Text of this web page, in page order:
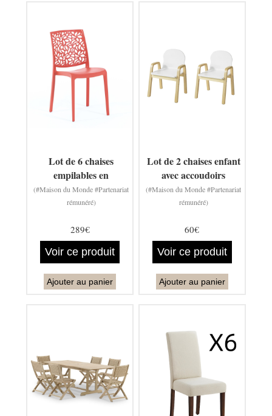
Lot de 6 chaises
empilables en
(#Maison du Monde #Partenariat
rémunéré)
289€
Voir ce produit
Ajouter au panier
Lot de 2 chaises enfant
avec accoudoirs
(#Maison du Monde #Partenariat
rémunéré)
60€
Voir ce produit
Ajouter au panier